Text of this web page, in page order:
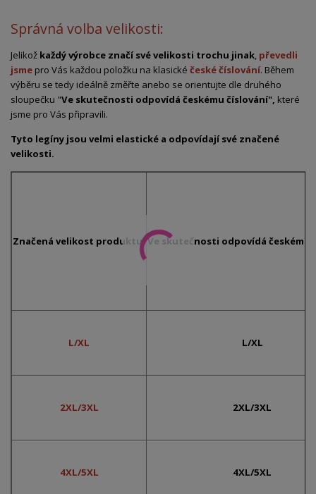
Správná volba velikosti:
Jelikož každý výrobce značí své velikosti trochu jinak, převedli
jsme pro Vás každou položku na klasické české číslování. Během
výběru se tedy ideálně změřte anebo se orientujte dle druhého
sloupečku "Ve skutečnosti odpovídá českému číslování", které
jsme pro Vás připravili.
Tyto legíny jsou velmi elastické a odpovídají své značené
velikosti.
Značená velikost produktu:Ve skutečnosti odpovídá českému
L/XL L/XL
2XL/3XL 2XL/3XL
4XL/5XL 4XL/5XL